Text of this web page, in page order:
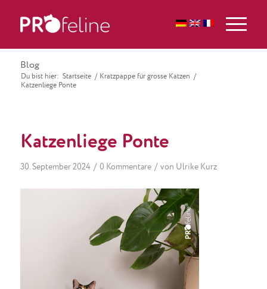
Blog
Du bist hier: Startseite / Kratzpappe für grosse Katzen /
Katzenliege Ponte
Katzenliege Ponte
30. September 2024 / 0 Kommentare / von Ulrike Kurz